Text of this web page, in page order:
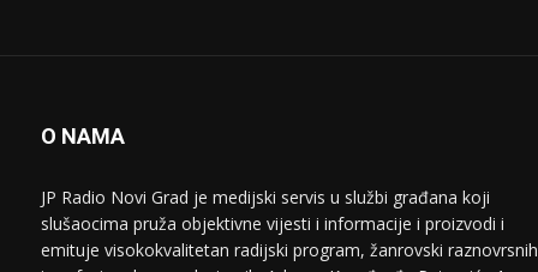
O NAMA
JP Radio Novi Grad je medijski servis u službi građana koji
slušaocima pruža objektivne vijesti i informacije i proizvodi i
emituje visokokvalitetan radijski program, žanrovski raznovrsnih